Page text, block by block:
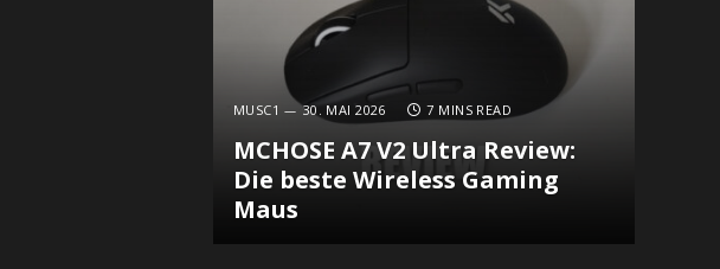
MUSC1 30. MAI 2026 7 MINS READ
MCHOSE A7 V2 Ultra Review:
Die beste Wireless Gaming
Maus